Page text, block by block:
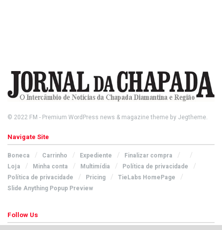
© 2022 FM - Premium WordPress news & magazine theme by Jegtheme.
Navigate Site
Boneca Carrinho Expediente
Finalizar compra
Loja
Minha conta Multimídia
Política de privacidade
Política de privacidade
Pricing
TieLabs HomePage
Slide Anything Popup Preview
Follow Us